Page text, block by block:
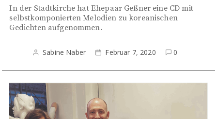
In der Stadtkirche hat Ehepaar Geßner eine CD mit
selbstkomponierten Melodien zu koreanischen
Gedichten aufgenommen.
Sabine Naber Februar 7, 2020 0